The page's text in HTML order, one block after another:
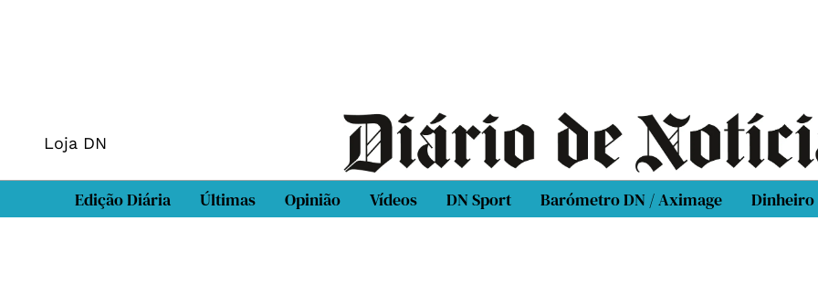
Loja DN
Edição Diária Últimas Opinião Vídeos DN Sport Barómetro DN / Aximage Dinheiro